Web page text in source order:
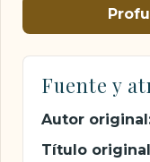
Fuente y
Autor
Título